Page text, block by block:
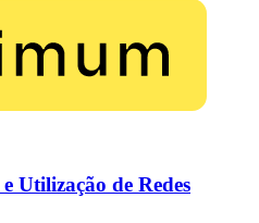
Utilização de Redes